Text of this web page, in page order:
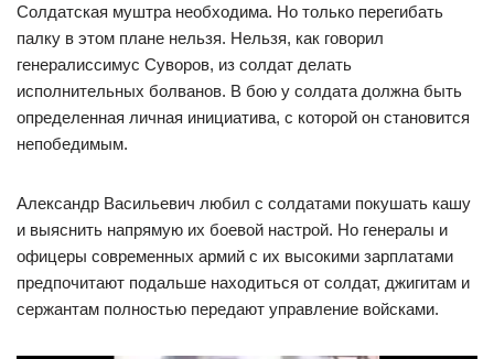
Солдатская муштра необходима. Но только перегибать
палку в этом плане нельзя. Нельзя, как говорил
генералиссимус Суворов, из солдат делать
исполнительных болванов. В бою у солдата должна быть
определенная личная инициатива, с которой он становится
непобедимым.
Александр Васильевич любил с солдатами покушать кашу
и выяснить напрямую их боевой настрой. Но генералы и
офицеры современных армий с их высокими зарплатами
предпочитают подальше находиться от солдат, джигитам и
сержантам полностью передают управление войсками.